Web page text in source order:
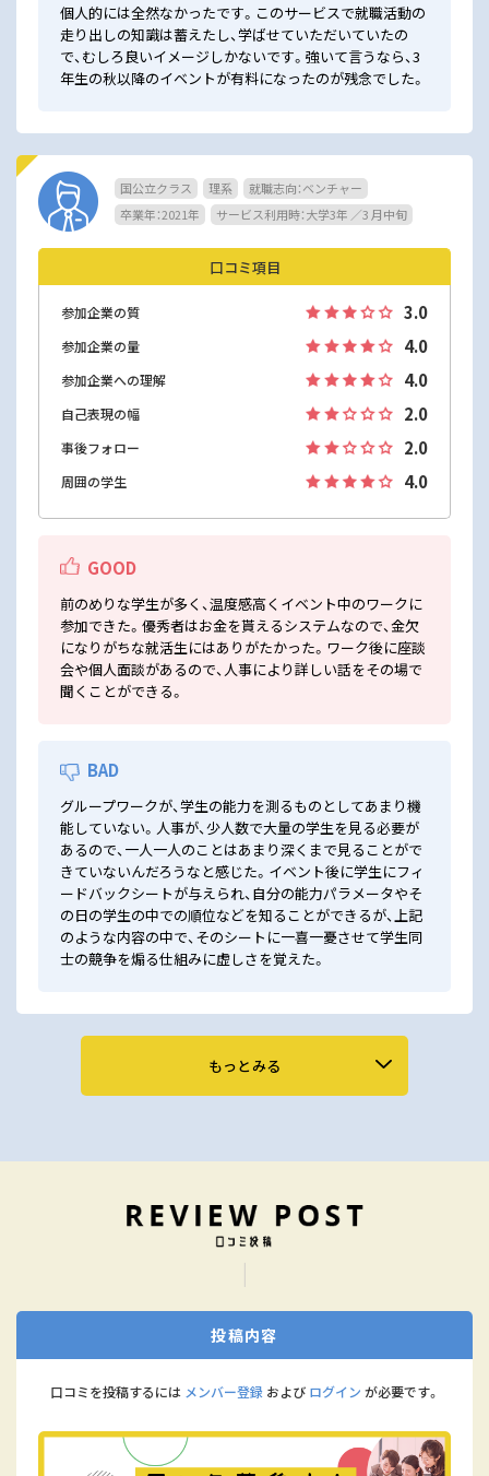
個人的には全然なかったです。このサービスで就職活動の
走り出しの知識は蓄えたし、学ばせていただいていたの
で、むしろ良いイメージしかないです。強いて言うなら、3
年生の秋以降のイベントが有料になったのが残念でした。
国公立クラス 理系
就職志向：ベンチャー
卒業年：2021年
サービス利用時：大学3年 ／3 月中旬
口コミ項目
参加企業の質 3.0
参加企業の量 4.0
参加企業への理解 4.0
自己表現の幅 2.0
事後フォロー 2.0
周囲の学生 4.0
GOOD
前のめりな学生が多く、温度感高くイベント中のワークに
参加できた。優秀者はお金を貰えるシステムなので、金欠
になりがちな就活生にはありがたかった。ワーク後に座談
会や個人面談があるので、人事により詳しい話をその場で
聞くことができる。
BAD
グループワークが、学生の能力を測るものとしてあまり機
能していない。人事が、少人数で大量の学生を見る必要が
あるので、一人一人のことはあまり深くまで見ることがで
きていないんだろうなと感じた。イベント後に学生にフィ
ードバックシートが与えられ、自分の能力パラメータやそ
の日の学生の中での順位などを知ることができるが、上記
のような内容の中で、そのシートに一喜一憂させて学生同
士の競争を煽る仕組みに虚しさを覚えた。
もっとみる
投稿内容
口コミを投稿するには メンバー登録および ログイン が必要です。